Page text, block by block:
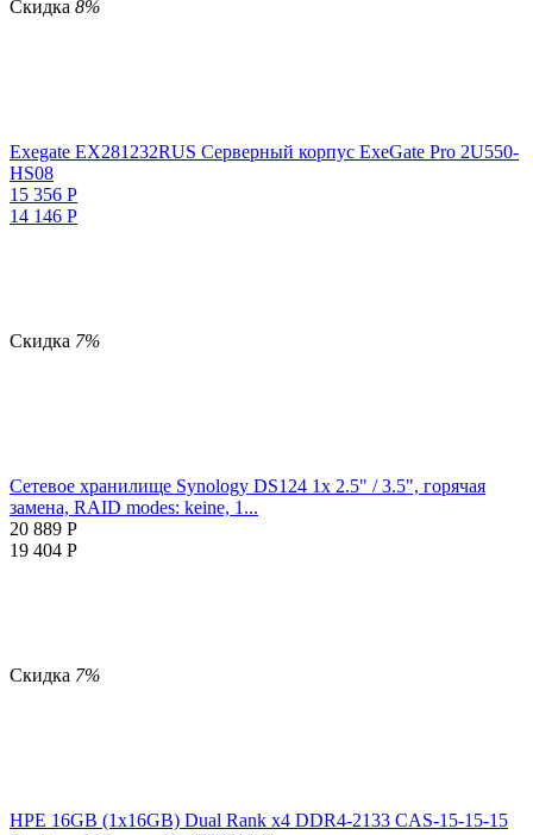
Скидка 8%
Exegate EX281232RUS Серверный корпус ExeGate Pro 2U550-
HS08
15 356 Р
14 146 Р
Скидка 7%
Сетевое хранилище Synology DS124 1x 2.5" / 3.5", горячая
замена, RAID modes: keine, 1...
20 889 Р
19 404 Р
Скидка 7%
HPE 16GB (1x16GB) Dual Rank x4 DDR4-2133 CAS-15-15-15